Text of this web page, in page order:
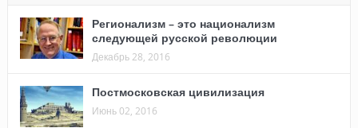
Регионализм – это национализм
следующей русской революции
Декабрь 28, 2016
Постмосковская цивилизация
Июнь 02, 2016